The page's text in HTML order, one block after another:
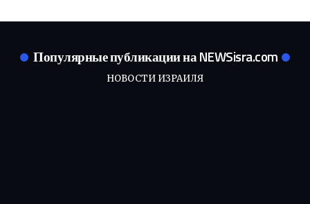
Популярные публикации на NEWSisra.com
НОВОСТИ ИЗРАИЛЯ